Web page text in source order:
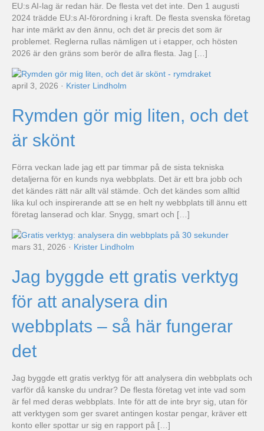
EU:s AI-lag är redan här. De flesta vet det inte. Den 1 augusti
2024 trädde EU:s AI-förordning i kraft. De flesta svenska företag
har inte märkt av den ännu, och det är precis det som är
problemet. Reglerna rullas nämligen ut i etapper, och hösten
2026 är den gräns som berör de allra flesta. Jag […]
april 3, 2026 · Krister Lindholm
Rymden gör mig liten, och det
är skönt
Förra veckan lade jag ett par timmar på de sista tekniska
detaljerna för en kunds nya webbplats. Det är ett bra jobb och
det kändes rätt när allt väl stämde. Och det kändes som alltid
lika kul och inspirerande att se en helt ny webbplats till ännu ett
företag lanserad och klar. Snygg, smart och […]
mars 31, 2026 · Krister Lindholm
Jag byggde ett gratis verktyg
för att analysera din
webbplats – så här fungerar
det
Jag byggde ett gratis verktyg för att analysera din webbplats och
varför då kanske du undrar? De flesta företag vet inte vad som
är fel med deras webbplats. Inte för att de inte bryr sig, utan för
att verktygen som ger svaret antingen kostar pengar, kräver ett
konto eller spottar ur sig en rapport på […]